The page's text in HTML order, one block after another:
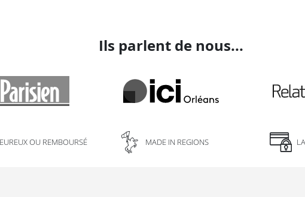
Ils parlent de nous...
OU REMBOURSÉ MADE IN REGIONS